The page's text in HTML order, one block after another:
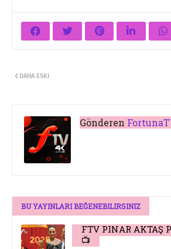
DAHA ESKI
Gönderen
BU YAYINLARI BEĞENEBILIRSINIZ
FTV PINAR AKTAŞ
📺